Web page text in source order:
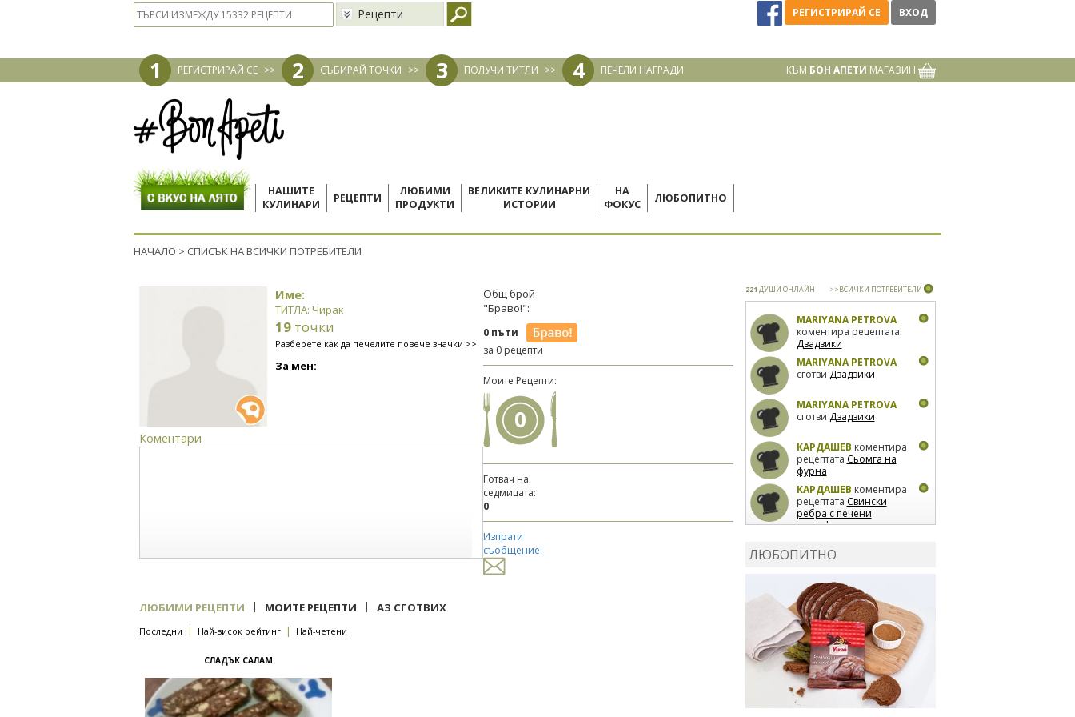
Рецепти РЕГИСТРИРАЙ СЕ ВХОД
1 РЕГИСТРИРАЙ СЕ >> 2 СЪБИРАЙ ТОЧКИ >> 3 ПОЛУЧИ ТИТЛИ >> 4 ПЕЧЕЛИ НАГРАДИ КЪМ БОН АПЕТИ МАГАЗИН
НАШИТЕ
КУЛИНАРИ
РЕЦЕПТИ
ЛЮБИМИ
ПРОДУКТИ
ВЕЛИКИТЕ КУЛИНАРНИ
ИСТОРИИ
НА
ФОКУС
ЛЮБОПИТНО
НАЧАЛО > СПИСЪК НА ВСИЧКИ ПОТРЕБИТЕЛИ
Име:
ТИТЛА: Чирак
19 точки
Разберете как да печелите повече значки >>
За мен:
Коментари
Общ брой
"Браво!":
0 пъти
за 0 рецепти
Моите Рецепти:
0
Готвач на
седмицата:
0
Изпрати
съобщение:
ЛЮБИМИ РЕЦЕПТИ | МОИТЕ РЕЦЕПТИ | АЗ СГОТВИХ
Последни | Най-висок рейтинг | Най-четени
СЛАДЪК САЛАМ
221 ДУШИ ОНЛАЙН >>ВСИЧКИ ПОТРЕБИТЕЛИ
MARIYANA PETROVA
коментира рецептата
Дзадзики
MARIYANA PETROVA
сготви Дзадзики
MARIYANA PETROVA
сготви Дзадзики
КАРДАШЕВ коментира
рецептата Сьомга на
фурна
КАРДАШЕВ коментира
рецептата Свински
ребра с печени
картофи
лимон
коментира рецептата
Киноа със зеленчуци
ЛЮБОПИТНО